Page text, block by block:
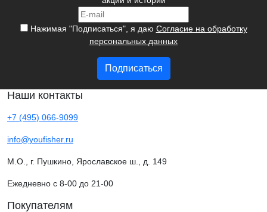
Нажимая "Подписаться", я даю Согласие на обработку
персональных данных
Подписаться
Наши контакты
+7 (495) 066-9099
info@youfisher.ru
М.О., г. Пушкино, Ярославское ш., д. 149
Ежедневно с 8-00 до 21-00
Покупателям